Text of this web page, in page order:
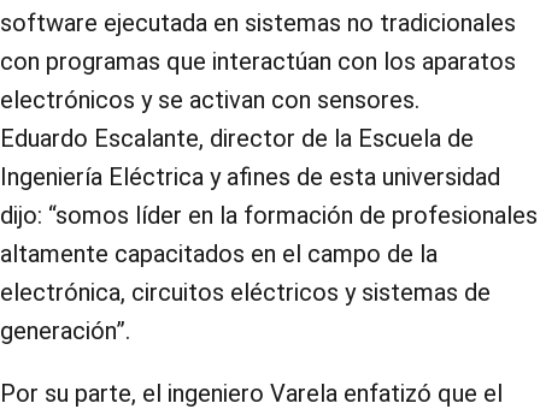
software ejecutada en sistemas no tradicionales
con programas que interactúan con los aparatos
electrónicos y se activan con sensores.
Eduardo Escalante, director de la Escuela de
Ingeniería Eléctrica y afines de esta universidad
dijo: “somos líder en la formación de profesionales
altamente capacitados en el campo de la
electrónica, circuitos eléctricos y sistemas de
generación”.
Por su parte, el ingeniero Varela enfatizó que el